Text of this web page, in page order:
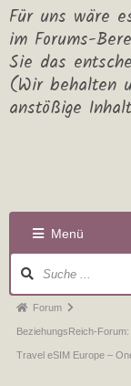
Für uns wäre
im Forums-
Sie das
(Wir behalten
anstößige
Menü
Forum
BeziehungsReich-
Travel eSIM Europe –